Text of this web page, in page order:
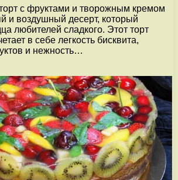
с фруктами и творожным кремом
и воздушный десерт, который
любителей сладкого. Этот торт
в себе легкость бисквита,
и нежность…